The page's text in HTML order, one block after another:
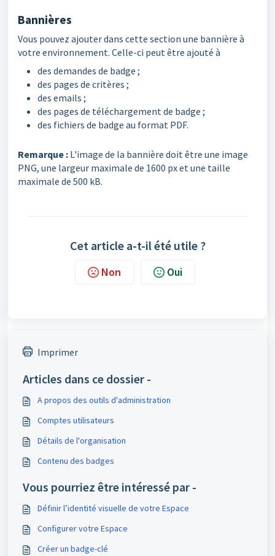
Bannières
Vous pouvez ajouter dans cette section une bannière à
votre environnement. Celle-ci peut être ajouté à
des demandes de badge ;
des pages de critères ;
des emails ;
des pages de téléchargement de badge ;
des fichiers de badge au format PDF.
Remarque : L'image de la bannière doit être une image
PNG, une largeur maximale de 1600 px et une taille
maximale de 500 kB.
Cet article a-t-il été utile ?
Non Oui
Imprimer
Articles dans ce dossier -
A propos des outils d'administration
Comptes utilisateurs
Détails de l'organisation
Contenu des badges
Vous pourriez être intéressé par -
Définir l’identité visuelle de votre Espace
Configurer votre Espace
Créer un badge-clé